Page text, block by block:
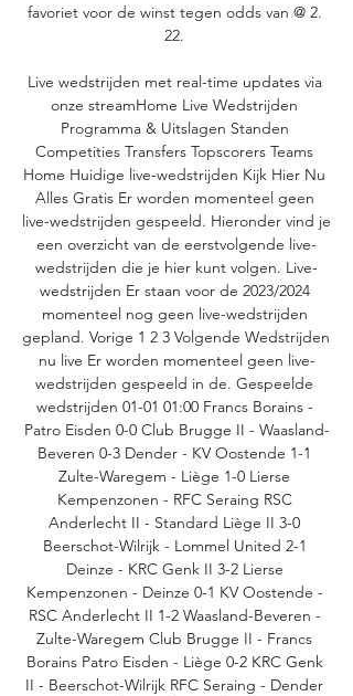
favoriet voor de winst tegen odds van @ 2.
22.
Live wedstrijden met real-time updates via
onze streamHome Live Wedstrijden
Programma & Uitslagen Standen
Competities Transfers Topscorers Teams
Home Huidige live-wedstrijden Kijk Hier Nu
Alles Gratis Er worden momenteel geen
live-wedstrijden gespeeld. Hieronder vind je
een overzicht van de eerstvolgende live-
wedstrijden die je hier kunt volgen. Live-
wedstrijden Er staan voor de 2023/2024
momenteel nog geen live-wedstrijden
gepland. Vorige 1 2 3 Volgende Wedstrijden
nu live Er worden momenteel geen live-
wedstrijden gespeeld in de. Gespeelde
wedstrijden 01-01 01:00 Francs Borains -
Patro Eisden 0-0 Club Brugge II - Waasland-
Beveren 0-3 Dender - KV Oostende 1-1
Zulte-Waregem - Liège 1-0 Lierse
Kempenzonen - RFC Seraing RSC
Anderlecht II - Standard Liège II 3-0
Beerschot-Wilrijk - Lommel United 2-1
Deinze - KRC Genk II 3-2 Lierse
Kempenzonen - Deinze 0-1 KV Oostende -
RSC Anderlecht II 1-2 Waasland-Beveren -
Zulte-Waregem Club Brugge II - Francs
Borains Patro Eisden - Liège 0-2 KRC Genk
II - Beerschot-Wilrijk RFC Seraing - Dender